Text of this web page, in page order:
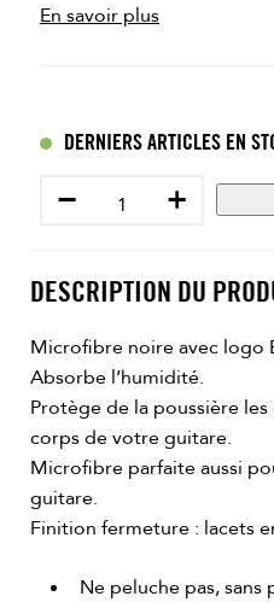
En savoir plus
DERNIERS ARTICLES EN
− +
DESCRIPTION DU
Microfibre noire avec logo
Absorbe l’humidité.
Protège de la poussière
corps de votre guitare.
Microfibre parfaite aussi
guitare.
Finition fermeture : lacets
Ne peluche pas,